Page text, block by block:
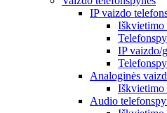
IP vaizdo
Iškvietimo
IP vaizdo/
Analoginės
Iškvietimo
Audio